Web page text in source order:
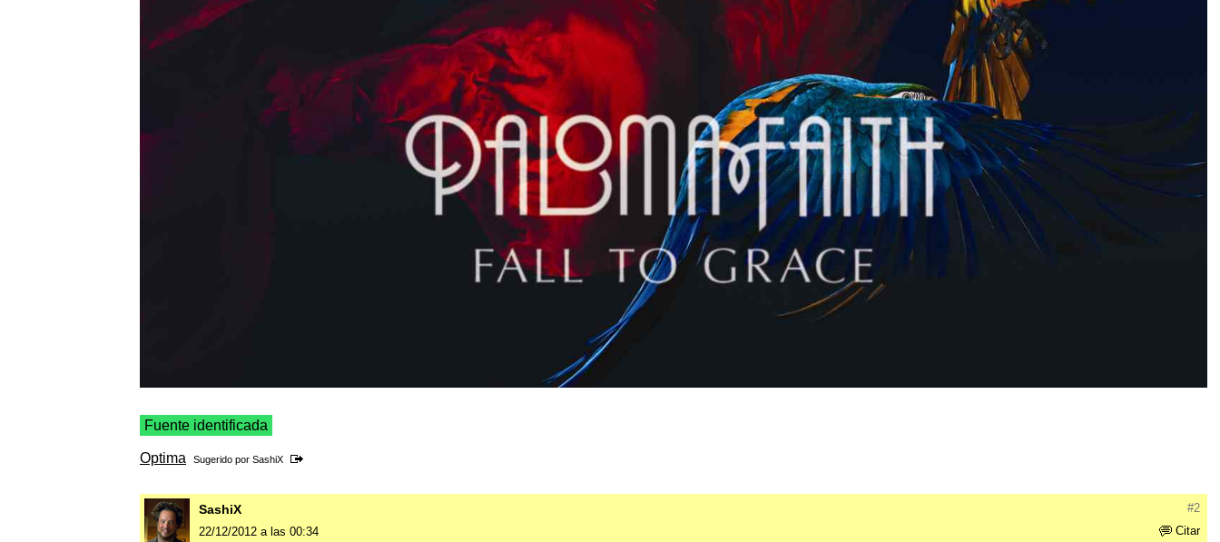
Fuente identificada
Optima Sugerido por SashiX
#2
SashiX
Citar
22/12/2012 a las 00:34